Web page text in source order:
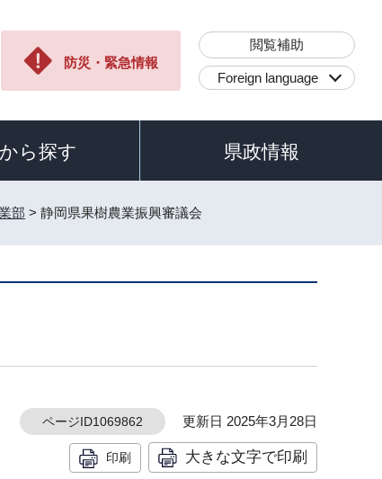
防災・緊急情報
閲覧補助
Foreign language
ら探す 県政情報
部 > 静岡県果樹農業振興審議会
ページID1069862 更新日 2025年3月28日
印刷 大きな文字で印刷